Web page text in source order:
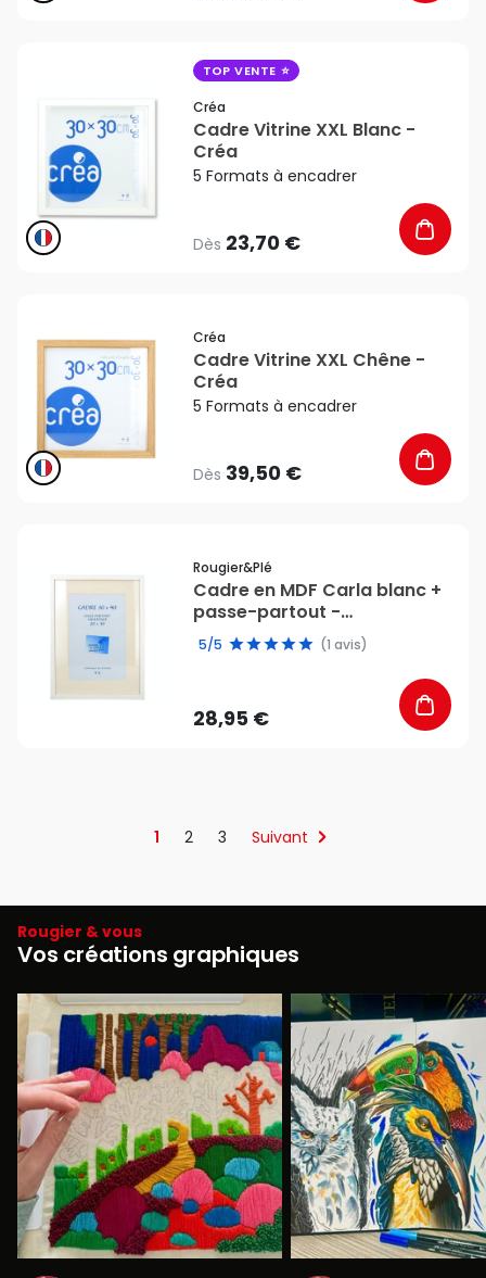
TOP VENTE
Créa
Cadre Vitrine XXL Blanc -
Créa
5 Formats à encadrer
Dès 23,70 €
Créa
Cadre Vitrine XXL Chêne -
Créa
5 Formats à encadrer
Dès 39,50 €
Rougier&plé
Cadre en MDF Carla blanc +
passe-partout -
Rougier&Plé
5/5 (1 avis)
28,95 €
1 2 3 Suivant
Rougier & vous
Vos créations graphiques